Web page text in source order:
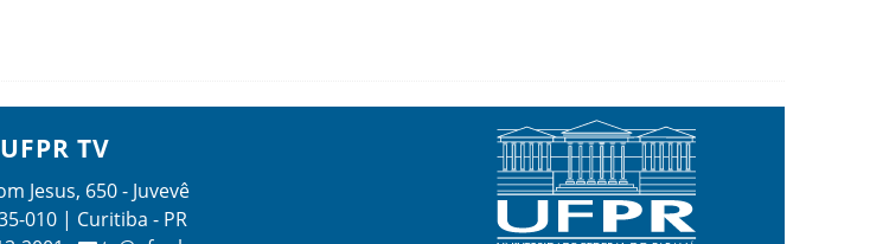
UFPR TV
Jesus, 650 - Juvevê
010 | Curitiba - PR